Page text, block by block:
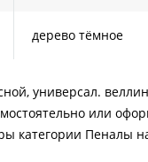
дерево тёмное
универсал.
или
категории Пеналы